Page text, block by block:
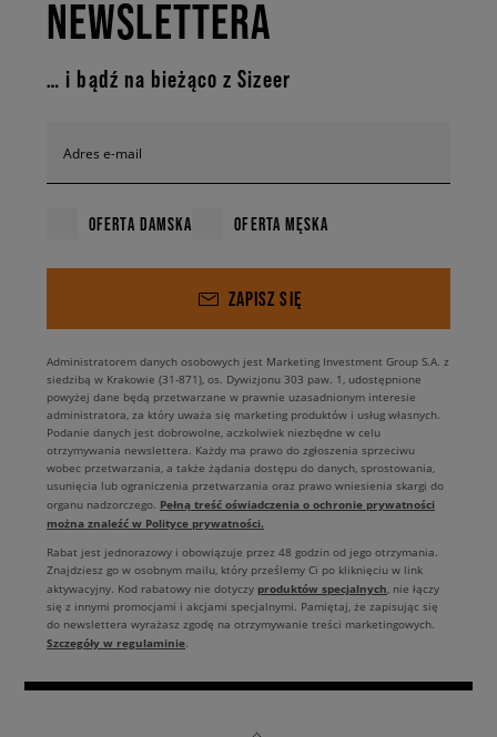
NEWSLETTERA
… i bądź na bieżąco z Sizeer
Adres e-mail
OFERTA DAMSKA OFERTA MĘSKA
ZAPISZ SIĘ
Administratorem danych osobowych jest Marketing Investment Group S.A. z
siedzibą w Krakowie (31-871), os. Dywizjonu 303 paw. 1, udostępnione
powyżej dane będą przetwarzane w prawnie uzasadnionym interesie
administratora, za który uważa się marketing produktów i usług własnych.
Podanie danych jest dobrowolne, aczkolwiek niezbędne w celu
otrzymywania newslettera. Każdy ma prawo do zgłoszenia sprzeciwu
wobec przetwarzania, a także żądania dostępu do danych, sprostowania,
usunięcia lub ograniczenia przetwarzania oraz prawo wniesienia skargi do
organu nadzorczego. Pełną treść oświadczenia o ochronie prywatności
można znaleźć w Polityce prywatności.
Rabat jest jednorazowy i obowiązuje przez 48 godzin od jego otrzymania.
Znajdziesz go w osobnym mailu, który prześlemy Ci po kliknięciu w link
aktywacyjny. Kod rabatowy nie dotyczy produktów specjalnych, nie łączy
się z innymi promocjami i akcjami specjalnymi. Pamiętaj, że zapisując się
do newslettera wyrażasz zgodę na otrzymywanie treści marketingowych.
Szczegóły w regulaminie.